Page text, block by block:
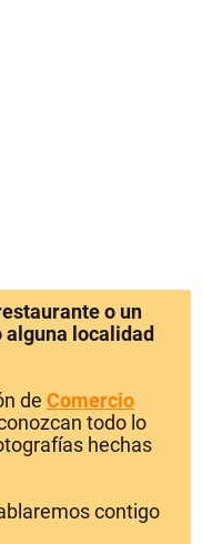
o un
alguna localidad
de Comercio
todo lo
hechas
contigo